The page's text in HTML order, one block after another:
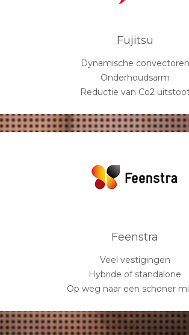
Fujitsu
Dynamische convectoren
Onderhoudsarm
Reductie van Co2
Feenstra
Veel vestigingen
Hybride of standalone
Op weg naar een schoner